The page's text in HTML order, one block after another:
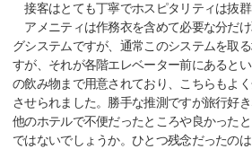
接客はとても丁寧でホスピタリティは抜群
アメニティは作務衣を含めて必要な分だ
グシステムですが、通常このシステムを取
すが、それが各階エレベーター前にあると
の飲み物まで用意されており、こちらもよ
させられました。勝手な推測ですが旅行好き
他のホテルで不便だったところや良かった
ではないでしょうか。ひとつ残念だったの